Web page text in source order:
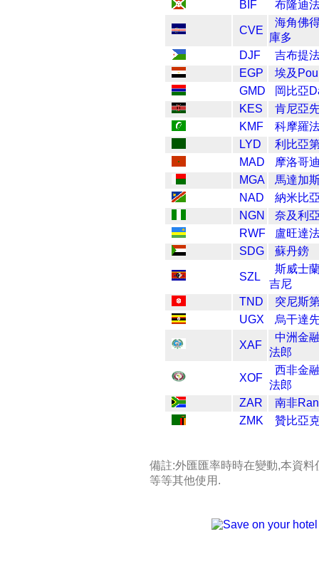
BIF 布隆迪
CVE
海角佛
庫多
DJF
吉布提
EGP
埃及
GMD
岡比亞
KES
肯尼亞
KMF
科摩羅
LYD
利比亞
MAD
摩洛哥
MGA
馬達加
NAD
納米比
NGN
奈及利
RWF
盧旺達
SDG
蘇丹鎊
SZL
斯威士
吉尼
TND
突尼斯
UGX
烏干達
XAF
中洲金
法郎
XOF
西非金
法郎
ZAR
南非
ZMK
贊比亞
備註:外匯匯率時時在變動,本資
等等其他使用.